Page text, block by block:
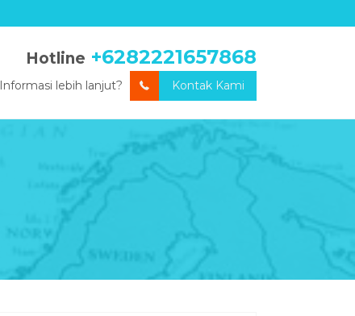
Hotline +6282221657868
Informasi lebih lanjut? Kontak Kami